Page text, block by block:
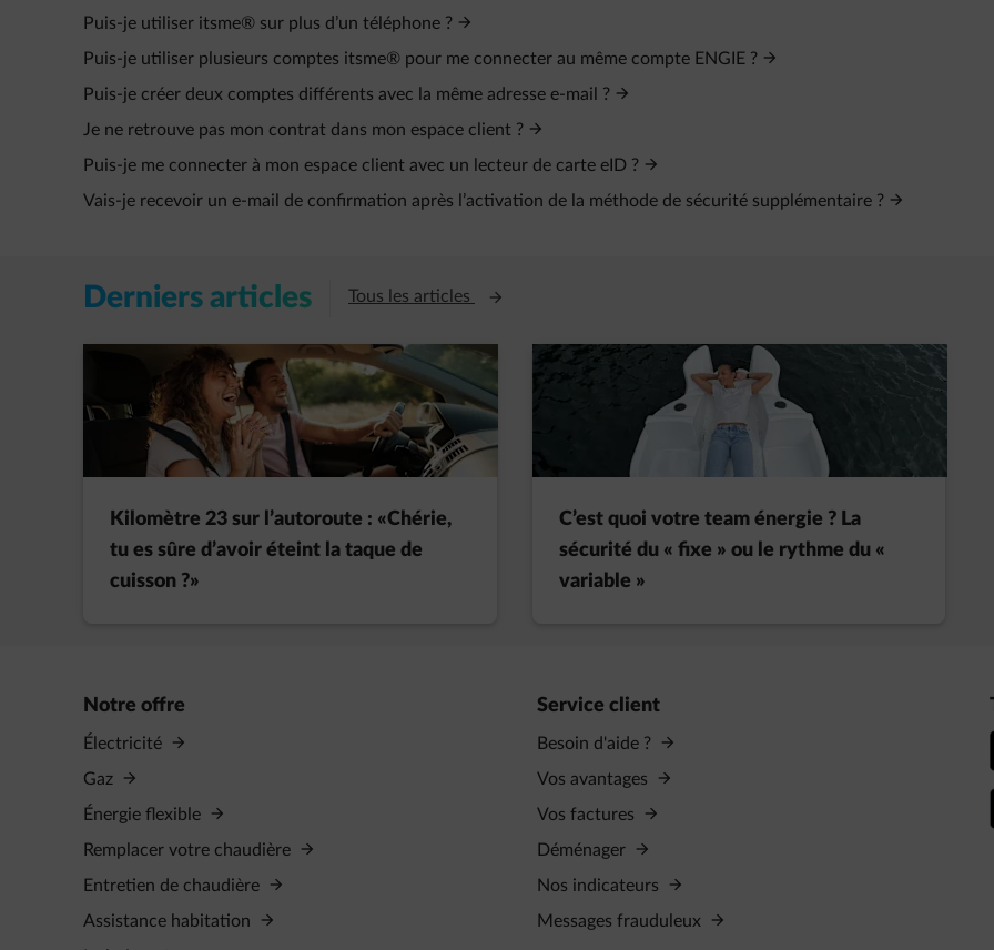
Puis-je utiliser itsme® sur plus d’un téléphone ?
Puis-je utiliser plusieurs comptes itsme® pour me connecter au même compte ENGIE ?
Puis-je créer deux comptes différents avec la même adresse e‑mail ?
Je ne retrouve pas mon contrat dans mon espace client ?
Puis-je me connecter à mon espace client avec un lecteur de carte eID ?
Vais-je recevoir un e‑mail de confirmation après l’activation de la méthode de sécurité supplémentaire ?
Derniers articles Tous les articles Ouvre un nouvel onglet
Kilomètre 23 sur l’autoroute : «Chérie,
tu es sûre d’avoir éteint la taque de
cuisson ?»
C’est quoi votre team énergie ? La
sécurité du « fixe » ou le rythme du «
variable »
Notre offre
Électricité
Gaz
Énergie flexible
Remplacer votre chaudière
Entretien de chaudière
Assistance habitation
Service client
Besoin d'aide ?
Vos avantages
Vos factures
Déménager
Nos indicateurs
Messages frauduleux